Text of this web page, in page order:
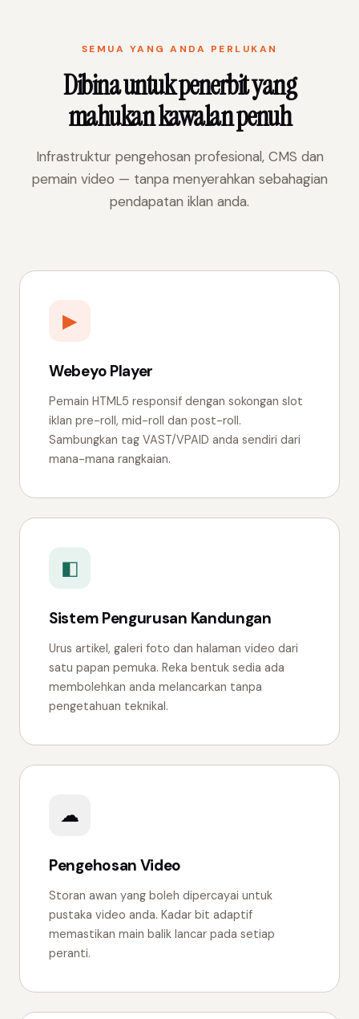
SEMUA YANG ANDA PERLUKAN
Dibina untuk penerbit yang
mahukan kawalan penuh
Infrastruktur pengehosan profesional, CMS dan
pemain video — tanpa menyerahkan sebahagian
pendapatan iklan anda.
▶
Webeyo Player
Pemain HTML5 responsif dengan sokongan slot
iklan pre-roll, mid-roll dan post-roll.
Sambungkan tag VAST/VPAID anda sendiri dari
mana-mana rangkaian.
◧
Sistem Pengurusan Kandungan
Urus artikel, galeri foto dan halaman video dari
satu papan pemuka. Reka bentuk sedia ada
membolehkan anda melancarkan tanpa
pengetahuan teknikal.
☁
Pengehosan Video
Storan awan yang boleh dipercayai untuk
pustaka video anda. Kadar bit adaptif
memastikan main balik lancar pada setiap
peranti.